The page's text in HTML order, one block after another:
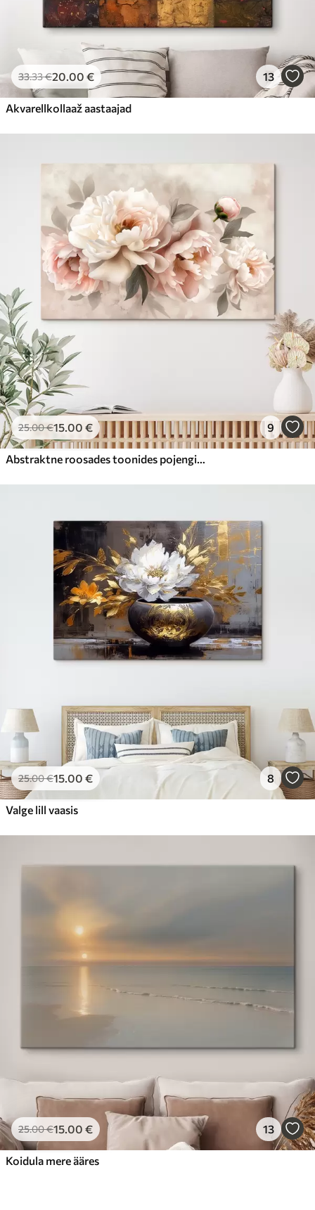
33.33€20.00 € 13
Akvarellkollaaž aastaajad
25.00€15.00 € 9
Abstraktne roosades toonides pojengide kimp
25.00€15.00 € 8
Valge lill vaasis
25.00€15.00 € 13
Koidula mere ääres